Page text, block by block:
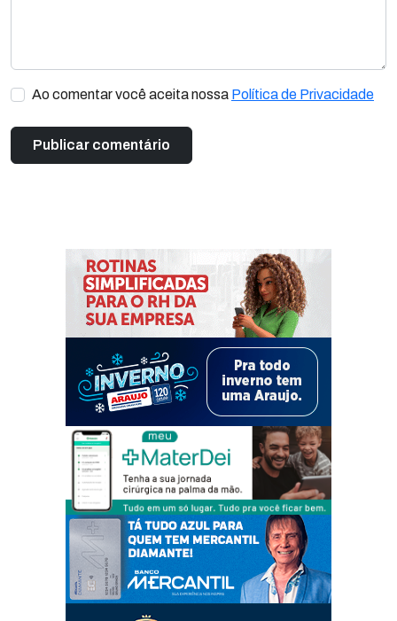
Ao comentar você aceita nossa Política de Privacidade